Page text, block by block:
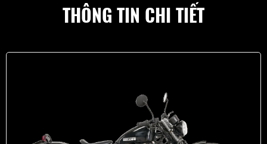
THÔNG TIN CHI TIẾT